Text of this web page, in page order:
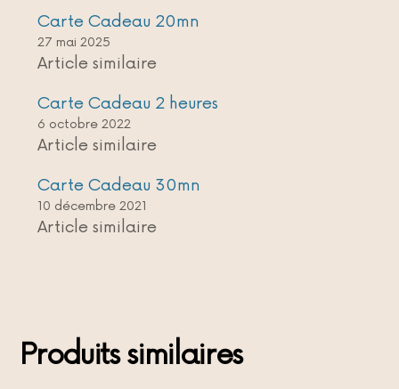
Carte Cadeau 20mn
27 mai 2025
Article similaire
Carte Cadeau 2 heures
6 octobre 2022
Article similaire
Carte Cadeau 30mn
10 décembre 2021
Article similaire
Produits similaires